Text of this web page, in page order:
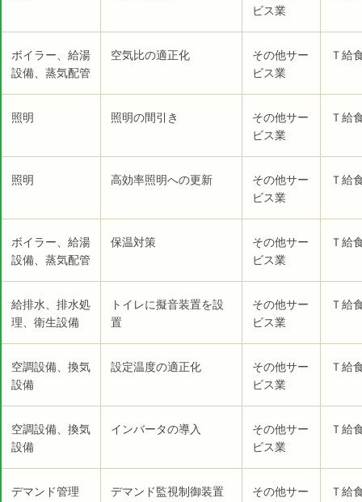
ビス業
ボイラー、給湯
設備、蒸気配管
空気比の適正化
その他サー
ビス業
Ｔ給
照明 照明の間引き
その他サー
ビス業
Ｔ給
照明 高効率照明への更新
その他サー
ビス業
Ｔ給
ボイラー、給湯
設備、蒸気配管
保温対策
その他サー
ビス業
Ｔ給
給排水、排水処
理、衛生設備
トイレに擬音装置を設
置
その他サー
ビス業
Ｔ給
空調設備、換気
設備
設定温度の適正化
その他サー
ビス業
Ｔ給
空調設備、換気
設備
インバータの導入
その他サー
ビス業
Ｔ給
デマンド管理
デマンド監視制御装置
その他サー
Ｔ給